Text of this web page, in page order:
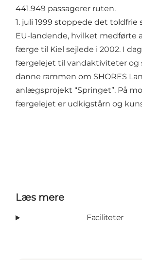
441.949 passagerer ruten.
1. juli 1999 stoppede det toldfrie
EU-landende, hvilket medførte
færge til Kiel sejlede i 2002. I
færgelejet til vandaktiviteter og
danne rammen om SHORES
anlægsprojekt “Springet”. På
færgelejet er udkigstårn og
Læs mere
Faciliteter